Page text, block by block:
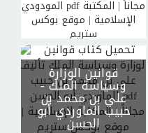
المودودي pdf مجاناً | المكتبة
الإسلامية | موقع بوكس
ستريم
قوانين الوزارة
وسياسة الملك-
علي بن محمد بن
حبيب الماوردي أبو
الحسن